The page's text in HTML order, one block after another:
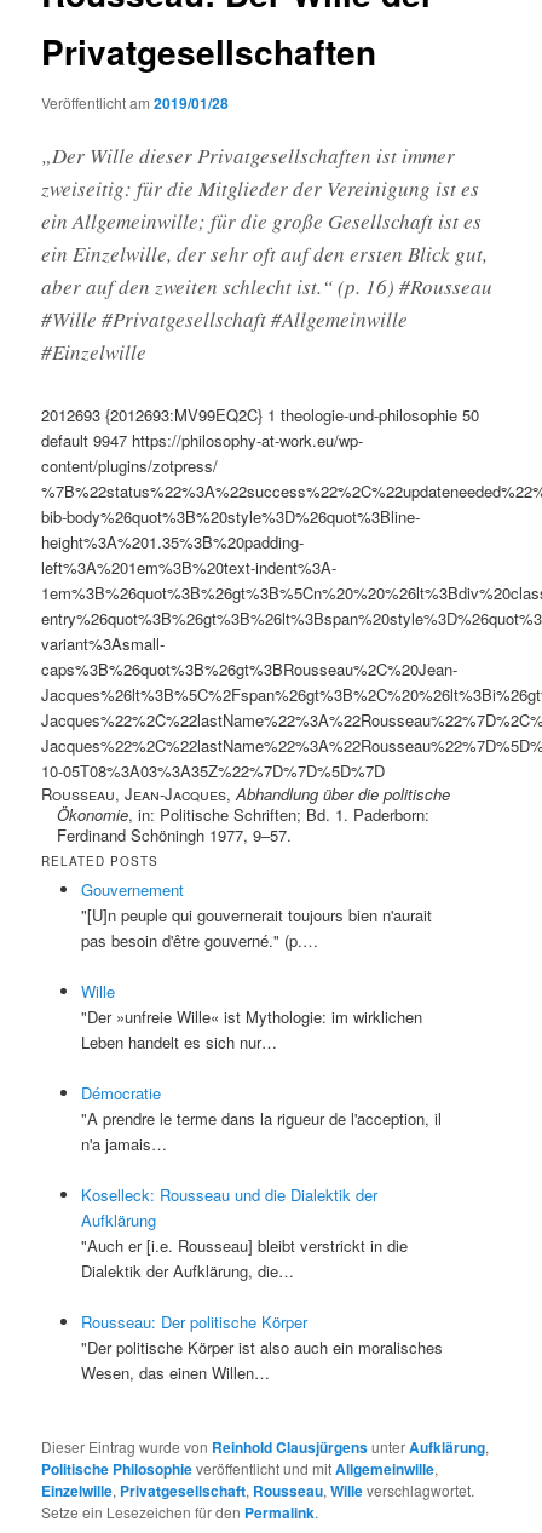
Privatgesellschaften
Veröffentlicht am2019/01/28
„Der Wille dieser Privatgesellschaften ist immer
zweiseitig: für die Mitglieder der Vereinigung ist es
ein Allgemeinwille; für die große Gesellschaft ist es
ein Einzelwille, der sehr oft auf den ersten Blick gut,
aber auf den zweiten schlecht ist.“ (p. 16) #Rousseau
#Wille #Privatgesellschaft #Allgemeinwille
#Einzelwille
2012693 {2012693:MV99EQ2C} 1 theologie-und-philosophie 50
default 9947 https://philosophy-at-work.eu/wp-
content/plugins/zotpress/
bib-body%26quot%3B%20style%3D%26quot%3Bline-
height%3A%201.35%3B%20padding-
left%3A%201em%3B%20text-indent%3A-
variant%3Asmall-
caps%3B%26quot%3B%26gt%3BRousseau%2C%20Jean-
10-05T08%3A03%3A35Z%22%7D%7D%5D%7D
Rousseau, Jean-Jacques,Abhandlung über die politische
Ökonomie, in: Politische Schriften; Bd. 1. Paderborn:
Ferdinand Schöningh 1977, 9–57.
RELATED POSTS
Gouvernement
"[U]n peuple qui gouvernerait toujours bien n'aurait
pas besoin d'être gouverné." (p.…
Wille
"Der »unfreie Wille« ist Mythologie: im wirklichen
Leben handelt es sich nur…
Démocratie
"A prendre le terme dans la rigueur de l'acception, il
n'a jamais…
Koselleck: Rousseau und die Dialektik der
Aufklärung
"Auch er [i.e. Rousseau] bleibt verstrickt in die
Dialektik der Aufklärung, die…
Rousseau: Der politische Körper
"Der politische Körper ist also auch ein moralisches
Wesen, das einen Willen…
Dieser Eintrag wurde von Reinhold ClausjürgensunterAufklärung,
Politische Philosophieveröffentlicht und mitAllgemeinwille,
Einzelwille, Privatgesellschaft, Rousseau,Willeverschlagwortet.
Setze ein Lesezeichen für den Permalink.